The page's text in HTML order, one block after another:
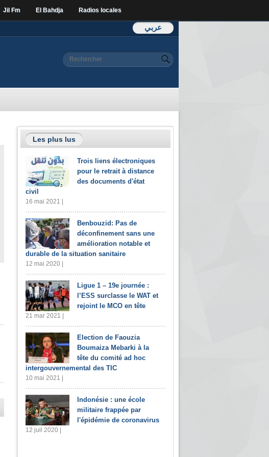
Jil Fm El Bahdja Radios locales
عربي
Formulaire de
Rechercher
Les plus lus
Trois liens électroniques
pour le retrait à distance
des documents d'état
civil
16 mai 2021 |
Benbouzid: Pas de
déconfinement sans une
amélioration notable et
durable de la situation sanitaire
12 mai 2020 |
Ligue 1 – 19e journée :
l’ESS surclasse le WAT et
rejoint le MCO en tête
21 mar 2021 |
Election de Faouzia
Boumaiza Mebarki à la
tête du comité ad hoc
intergouvernemental des TIC
10 mai 2021 |
Indonésie : une école
militaire frappée par
l'épidémie de coronavirus
12 juil 2020 |